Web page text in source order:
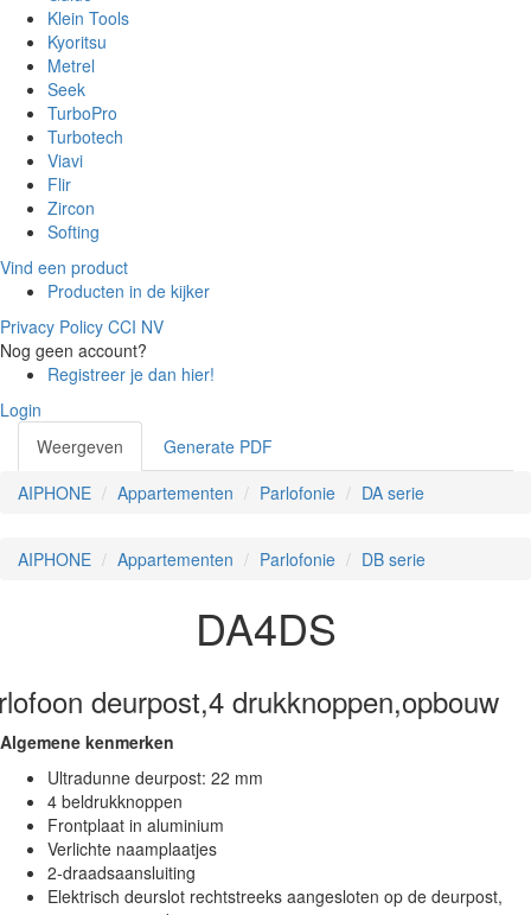
Klein Tools
Kyoritsu
Metrel
Seek
TurboPro
Turbotech
Viavi
Flir
Zircon
Softing
Vind een product
Producten in de kijker
Privacy Policy CCI NV
Nog geen account?
Registreer je dan hier!
Login
Primaire tabs
Weergeven (actieve
tabblad)
Generate PDF
AIPHONE
Appartementen Parlofonie DA serie
AIPHONE Appartementen Parlofonie DB serie
DA4DS
deurpost,4 drukknoppen,opbouw
Algemene kenmerken
Ultradunne deurpost: 22 mm
4 beldrukknoppen
Frontplaat in aluminium
Verlichte naamplaatjes
2-draadsaansluiting
Elektrisch deurslot rechtstreeks aangesloten op de deurpost,